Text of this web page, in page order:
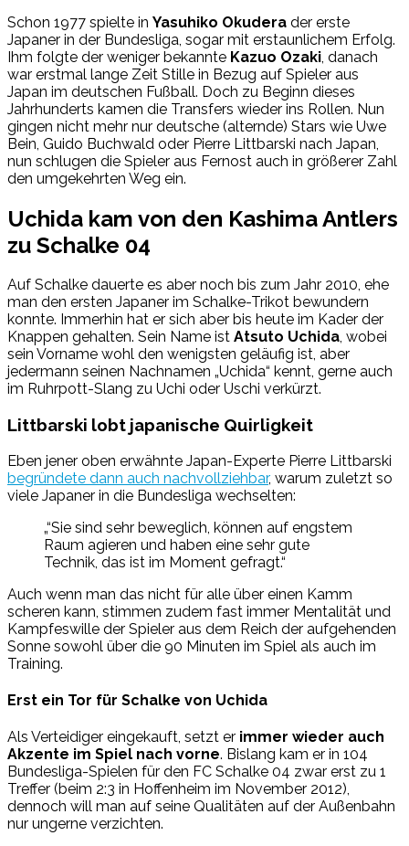
Schon 1977 spielte in Yasuhiko Okudera der erste
Japaner in der Bundesliga, sogar mit erstaunlichem Erfolg.
Ihm folgte der weniger bekannte Kazuo Ozaki , danach
war erstmal lange Zeit Stille in Bezug auf Spieler aus
Japan im deutschen Fußball. Doch zu Beginn dieses
Jahrhunderts kamen die Transfers wieder ins Rollen. Nun
gingen nicht mehr nur deutsche (alternde) Stars wie Uwe
Bein, Guido Buchwald oder Pierre Littbarski nach Japan,
nun schlugen die Spieler aus Fernost auch in größerer Zahl
den umgekehrten Weg ein.
Uchida kam von den Kashima Antlers
zu Schalke 04
Auf Schalke dauerte es aber noch bis zum Jahr 2010, ehe
man den ersten Japaner im Schalke-Trikot bewundern
konnte. Immerhin hat er sich aber bis heute im Kader der
Knappen gehalten. Sein Name ist Atsuto Uchida, wobei
sein Vorname wohl den wenigsten geläufig ist, aber
jedermann seinen Nachnamen „Uchida“ kennt, gerne auch
im Ruhrpott-Slang zu Uchi oder Uschi verkürzt.
Littbarski lobt japanische Quirligkeit
Eben jener oben erwähnte Japan-Experte Pierre Littbarski
begründete dann auch nachvollziehbar, warum zuletzt so
viele Japaner in die Bundesliga wechselten:
„“Sie sind sehr beweglich, können auf engstem
Raum agieren und haben eine sehr gute
Technik, das ist im Moment gefragt.“
Auch wenn man das nicht für alle über einen Kamm
scheren kann, stimmen zudem fast immer Mentalität und
Kampfeswille der Spieler aus dem Reich der aufgehenden
Sonne sowohl über die 90 Minuten im Spiel als auch im
Training.
Erst ein Tor für Schalke von Uchida
Als Verteidiger eingekauft, setzt er immer wieder auch
Akzente im Spiel nach vorne. Bislang kam er in 104
Bundesliga-Spielen für den FC Schalke 04 zwar erst zu 1
Treffer (beim 2:3 in Hoffenheim im November 2012),
dennoch will man auf seine Qualitäten auf der Außenbahn
nur ungerne verzichten.